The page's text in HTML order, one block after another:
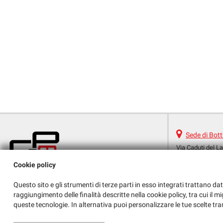
Sede di
Via Caduti del
Fax:
Email:
Indicazioni
Cookie policy
Questo sito e gli strumenti di terze parti in esso integrati trattano
raggiungimento delle finalità descritte nella cookie policy, tra cui il
queste tecnologie. In alternativa puoi personalizzare le tue scelte